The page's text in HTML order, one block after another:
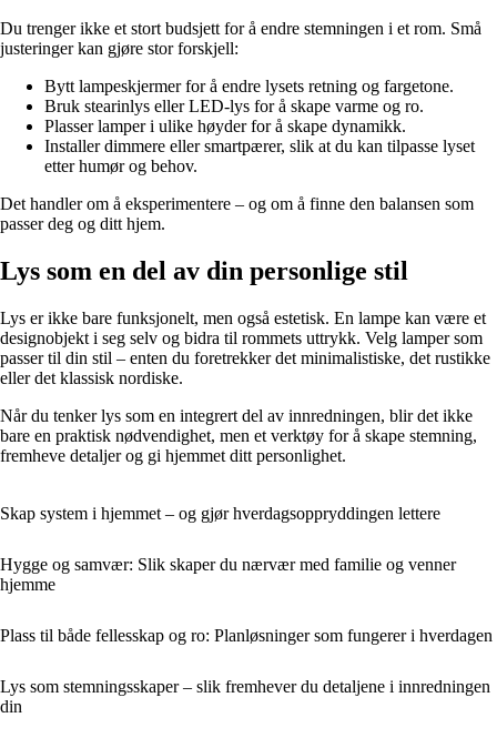
Du trenger ikke et stort budsjett for å endre stemningen i et rom. Små
justeringer kan gjøre stor forskjell:
Bytt lampeskjermer for å endre lysets retning og fargetone.
Bruk stearinlys eller LED-lys for å skape varme og ro.
Plasser lamper i ulike høyder for å skape dynamikk.
Installer dimmere eller smartpærer, slik at du kan tilpasse lyset
etter humør og behov.
Det handler om å eksperimentere – og om å finne den balansen som
passer deg og ditt hjem.
Lys som en del av din personlige stil
Lys er ikke bare funksjonelt, men også estetisk. En lampe kan være et
designobjekt i seg selv og bidra til rommets uttrykk. Velg lamper som
passer til din stil – enten du foretrekker det minimalistiske, det rustikke
eller det klassisk nordiske.
Når du tenker lys som en integrert del av innredningen, blir det ikke
bare en praktisk nødvendighet, men et verktøy for å skape stemning,
fremheve detaljer og gi hjemmet ditt personlighet.
Skap system i hjemmet – og gjør hverdagsoppryddingen lettere
Hygge og samvær: Slik skaper du nærvær med familie og venner
hjemme
Plass til både fellesskap og ro: Planløsninger som fungerer i hverdagen
Lys som stemningsskaper – slik fremhever du detaljene i innredningen
din